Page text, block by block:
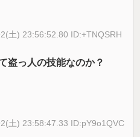
土) 23:56:52.80 ID:+TNQSRH
盗っ人の技能なのか？
土) 23:58:47.33 ID:pY9o1QVC